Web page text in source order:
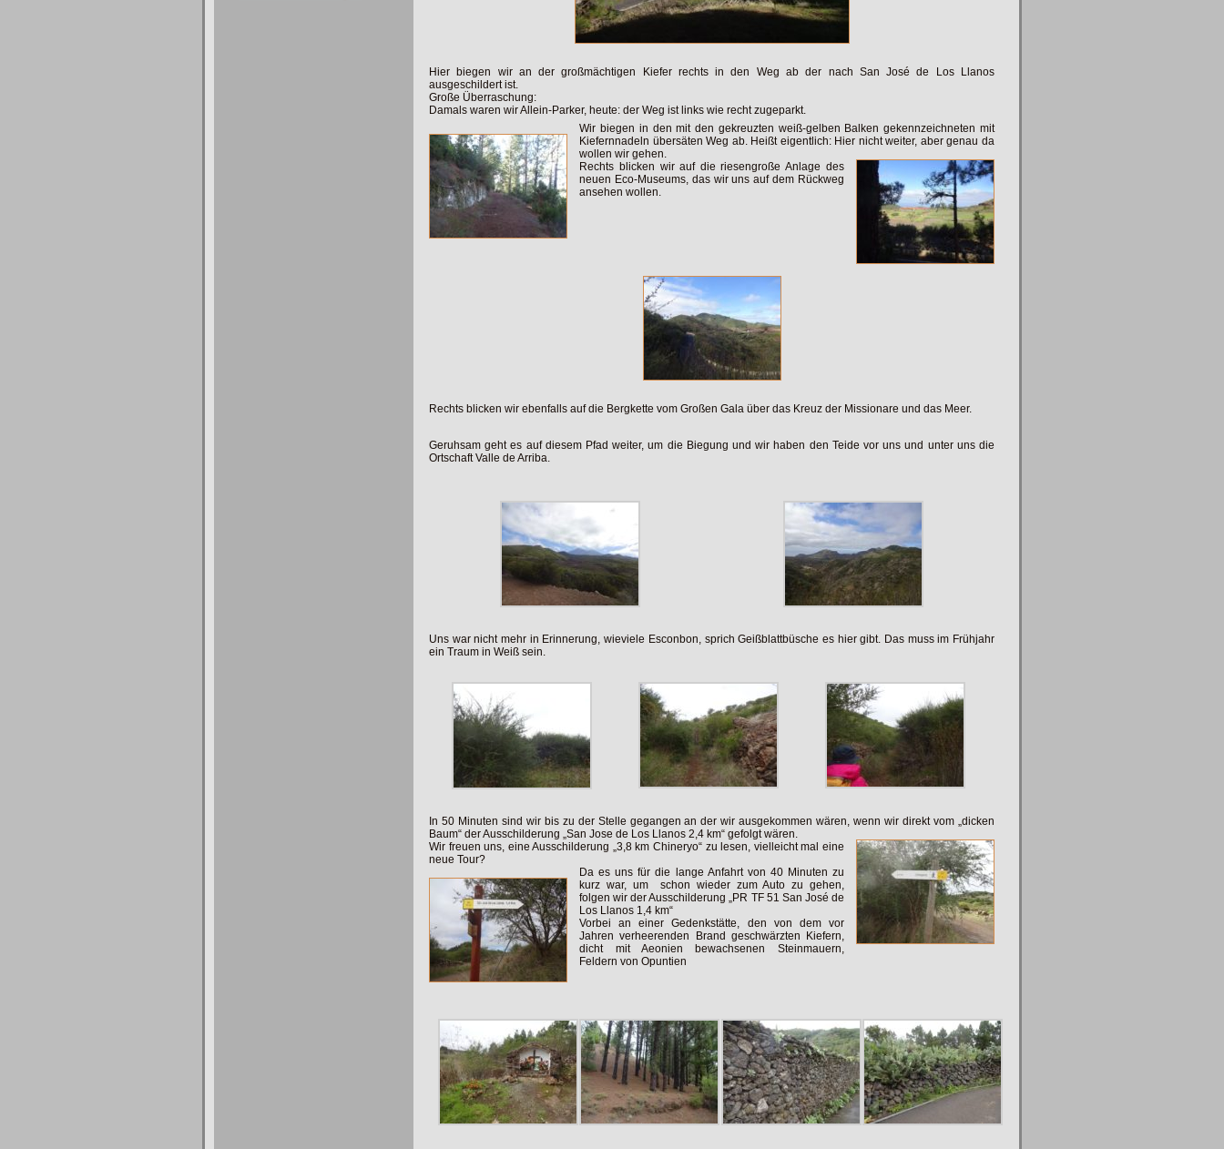
Hier biegen wir an der großmächtigen Kiefer rechts in den Weg ab der nach San José de Los Llanos
ausgeschildert ist.
Große Überraschung:
Damals waren wir Allein-Parker, heute: der Weg ist links wie recht zugeparkt.
Wir biegen in den mit den gekreuzten weiß-gelben Balken gekennzeichneten mit
Kiefernnadeln übersäten Weg ab. Heißt eigentlich: Hier nicht weiter, aber genau da
wollen wir gehen.
Rechts blicken wir auf die riesengroße Anlage des
neuen Eco-Museums, das wir uns auf dem Rückweg
ansehen wollen.
Rechts blicken wir ebenfalls auf die Bergkette vom Großen Gala über das Kreuz der Missionare und das Meer.
Geruhsam geht es auf diesem Pfad weiter, um die Biegung und wir haben den Teide vor uns und unter uns die
Ortschaft Valle de Arriba.
Uns war nicht mehr in Erinnerung, wieviele Esconbon, sprich Geißblattbüsche es hier gibt. Das muss im Frühjahr
ein Traum in Weiß sein.
In 50 Minuten sind wir bis zu der Stelle gegangen an der wir ausgekommen wären, wenn wir direkt vom „dicken
Baum“ der Ausschilderung „San Jose de Los Llanos 2,4 km“ gefolgt wären.
Wir freuen uns, eine Ausschilderung „3,8 km Chineryo“ zu lesen, vielleicht mal eine
neue Tour?
Da es uns für die lange Anfahrt von 40 Minuten zu
kurz war, um schon wieder zum Auto zu gehen,
folgen wir der Ausschilderung „PR TF 51 San José de
Los Llanos 1,4 km“
Vorbei an einer Gedenkstätte, den von dem vor
Jahren verheerenden Brand geschwärzten Kiefern,
dicht mit Aeonien bewachsenen Steinmauern,
Feldern von Opuntien